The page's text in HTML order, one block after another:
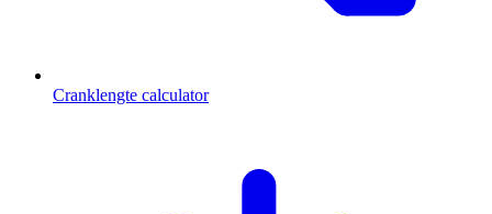
Cranklengte calculator